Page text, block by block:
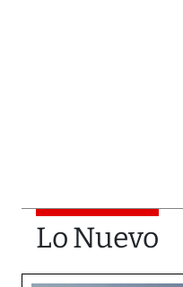
Lo Nuevo